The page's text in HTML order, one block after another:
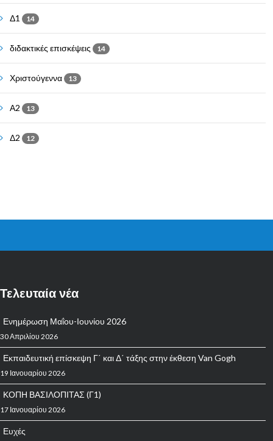
Δ1 14
διδακτικές επισκέψεις 14
Χριστούγεννα 13
Α2 13
Δ2 12
Τελευταία νέα
Ενημέρωση Μαΐου-Ιουνίου 2026
30 Απριλίου 2026
Εκπαιδευτική επίσκεψη Γ΄ και Δ΄ τάξης στην έκθεση Van Gogh
19 Ιανουαρίου 2026
ΚΟΠΗ ΒΑΣΙΛΟΠΙΤΑΣ (Γ1)
17 Ιανουαρίου 2026
Ευχές